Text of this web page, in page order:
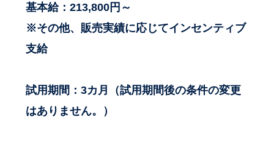
基本給：213,800円～
※その他、販売実績に応じてインセンティブ
支給
試用期間：3カ月（試用期間後の条件の変更
はありません。）